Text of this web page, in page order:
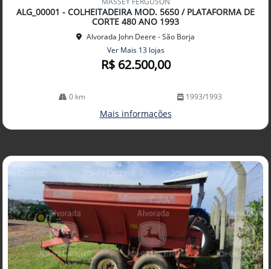
arti
lhe
ALG_00001 - COLHEITADEIRA MOD. 5650 / PLATAFORMA DE
CORTE 480 ANO 1993
Alvorada John Deere - São Borja
Ver Mais 13 lojas
R$ 62.500,00
0 km 1993/1993
Mais informações